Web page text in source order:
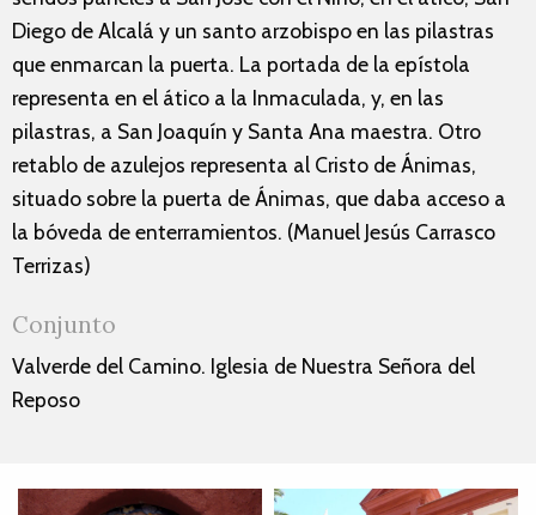
Diego de Alcalá y un santo arzobispo en las pilastras
que enmarcan la puerta. La portada de la epístola
representa en el ático a la Inmaculada, y, en las
pilastras, a San Joaquín y Santa Ana maestra. Otro
retablo de azulejos representa al Cristo de Ánimas,
situado sobre la puerta de Ánimas, que daba acceso a
la bóveda de enterramientos. (Manuel Jesús Carrasco
Terrizas)
Conjunto
Valverde del Camino. Iglesia de Nuestra Señora del
Reposo